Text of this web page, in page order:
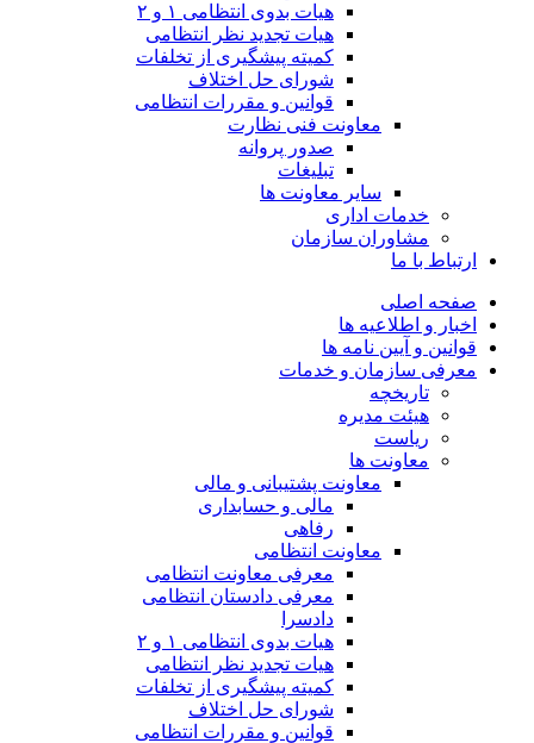
هیات بدوی انتظامی ۱ و ۲
هیات تجدید نظر انتظامی
کمیته پیشگیری از تخلفات
شورای حل اختلاف
قوانین و مقررات انتظامی
معاونت فنی نظارت
صدور پروانه
تبلیغات
سایر معاونت ها
خدمات اداری
مشاوران سازمان
ارتباط با ما
صفحه اصلی
اخبار و اطلاعیه ها
قوانین و آیین نامه ها
معرفی سازمان و خدمات
تاریخچه
هیئت مدیره
ریاست
معاونت ها
معاونت پشتیبانی و مالی
مالی و حسابداری
رفاهی
معاونت انتظامی
معرفی معاونت انتظامی
معرفی دادستان انتظامی
دادسرا
هیات بدوی انتظامی ۱ و ۲
هیات تجدید نظر انتظامی
کمیته پیشگیری از تخلفات
شورای حل اختلاف
قوانین و مقررات انتظامی